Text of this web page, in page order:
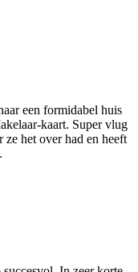
een formidabel huis
kaart. Super vlug
het over had en heeft